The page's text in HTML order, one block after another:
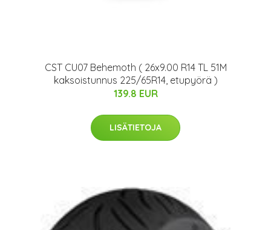
CST CU07 Behemoth ( 26x9.00 R14 TL 51M
kaksoistunnus 225/65R14, etupyörä )
139.8 EUR
LISÄTIETOJA